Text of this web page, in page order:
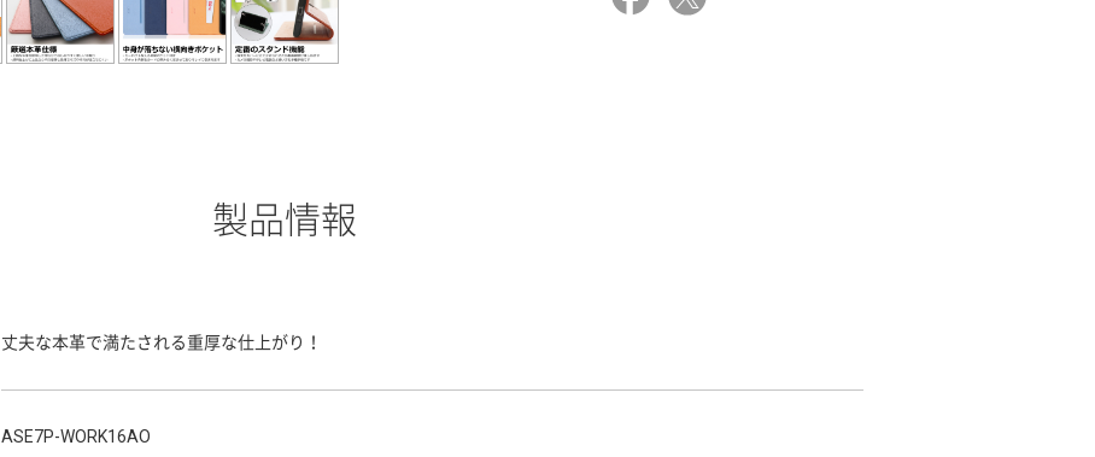
製品情報
丈夫な本革で満たされる重厚な仕上がり！
ASE7P-WORK16AO